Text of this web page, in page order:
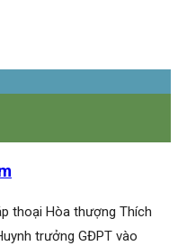
thoại Hòa thượng Thích
trưởng GĐPT vào